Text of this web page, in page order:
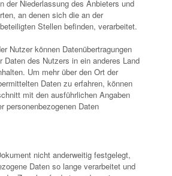
der Niederlassung des Anbieters und
an denen sich die an der
Stellen befinden, verarbeitet.
Nutzer können Datenübertragungen
Daten des Nutzers in ein anderes Land
Um mehr über den Ort der
Daten zu erfahren, können
mit den ausführlichen Angaben
personenbezogenen Daten
nicht anderweitig festgelegt,
Daten so lange verarbeitet und